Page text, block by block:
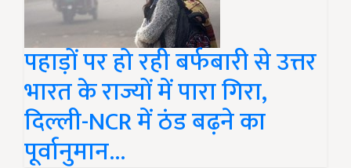
पहाड़ों पर हो रही बर्फबारी से उत्तर
भारत के राज्यों में पारा गिरा,
दिल्ली-NCR में ठंड बढ़ने का
पूर्वानुमान...